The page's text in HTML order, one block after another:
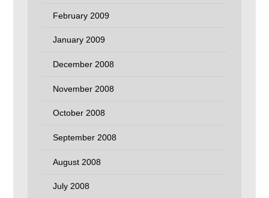
February 2009
January 2009
December 2008
November 2008
October 2008
September 2008
August 2008
July 2008